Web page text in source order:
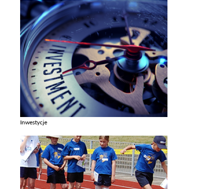
Inwestycje